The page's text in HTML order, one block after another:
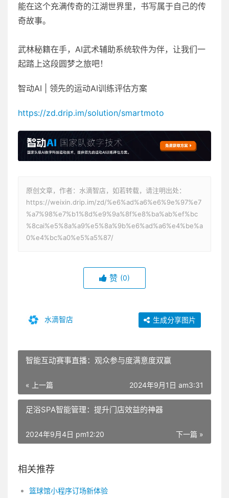
能在这个充满传奇的江湖世界里，书写属于自己的传
奇故事。
武林秘籍在手，AI武术辅助系统软件为伴，让我们一
起踏上这段圆梦之旅吧！
智动AI | 领先的运动AI训练评估方案
https://zd.drip.im/solution/smartmoto
原创文章，作者：水滴智店，如若转载，请注明出处：
https://weixin.drip.im/zd/%e6%ad%a6%e6%9e%97%e7
%a7%98%e7%b1%8d%e9%9a%8f%e8%ba%ab%ef%bc
%8cai%e5%8a%a9%e5%8a%9b%e6%ad%a6%e4%be%a
0%e4%bc%a0%e5%a5%87/
赞 (0)
水滴智店 生成分享图片
智能互动赛事直播：观众参与度满意度双赢
« 上一篇 2024年9月1日 am3:31
足浴SPA智能管理：提升门店效益的神器
下一篇 »
2024年9月4日 pm12:20
相关推荐
篮球馆小程序订场新体验